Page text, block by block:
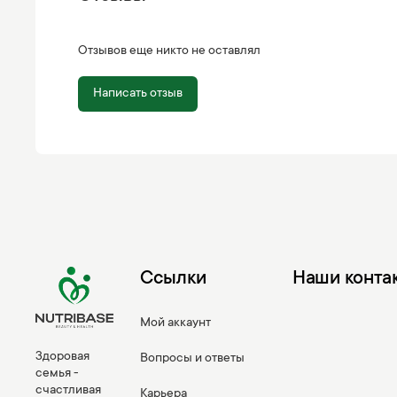
Отзывов еще никто не оставлял
Написать отзыв
Здоровая
семья -
счастливая
Ссылки
Мой аккаунт
Вопросы и ответы
Наши